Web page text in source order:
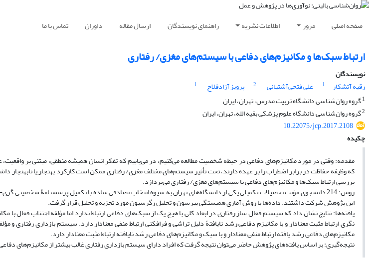
صفحه اصلی مرور اطلاعات نشریه راهنمای نویسندگان ارسال مقاله داوران تماس با ما
ارتباط سبک‌ها و مکانیزم‌های دفاعی با سیستم‌های مغزی/ رفتاری
نویسندگان
رقیه آتشکار
1 علی فتحی‌آشتیانی 2 پرویز آزادفلاح
1
1گروه روان‌شناسی دانشگاه تربیت مدرس، تهران، ایران
2گروه روان‌شناسی دانشگاه علوم پزشکی بقیه الله، تهران، ایران
10.22075/jcp.2017.2108
چکیده
مقدمه: وقتی در مورد مکانیزم‌های دفاعی در حیطه شخصیت مطالعه می‌کنیم، در می‌یابیم که تفکر انسان همیشه منطقی، مبتنی بر
که وظیفه حفاظت در برابر اضطراب را بر عهده دارند، تحت تأثیر سیستم‌های مختلف مغزی/ رفتاری ممکن است کارکرد بهنجار یا
بررسی ارتباط سبک‌ها و مکانیزم‌های دفاعی با سیستم‌های مغزی/ رفتاری می‌پردازد.
روش: 214 دانشجوی مؤنث تحصیلات تکمیلی یکی از دانشگاه‌های تهران به شیوه انتخاب تصادفی ساده با تکمیل پرسشنامۀ
این پژوهش شرکت داشتند. داده‌ها با روش آماری همبستگی پیرسون و تحلیل رگرسیون مورد تجزیه و تحلیل قرار گرفت.
یافته‌ها: نتایج نشان داد که سیستم فعال ساز رفتاری در ابعاد کلی با هیچ یک از سبک‌های دفاعی ارتباط ندارد اما مؤلفه اجتناب فعال با
نگری ارتباط مثبت معنادار و با مکانیزم دفاعی رشد نایافتۀ دلیل تراشی و فرافکنی ارتباط منفی معنادار دارد. سیستم بازداری رفتاری
مکانیزم‌های دفاعی رشد یافته ارتباط منفی معنادار و با سبک و مکانیزم‌های دفاعی رشد نایافته ارتباط مثبت معنادار دارد.
نتیجه‌گیری: بر اساس یافته‌های پژوهش حاضر می‌توان نتیجه گرفت که افراد دارای سیستم بازداری رفتاری غالب بیشتر از مکانیزم‌های